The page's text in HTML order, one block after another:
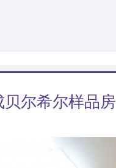
尔希尔样品房